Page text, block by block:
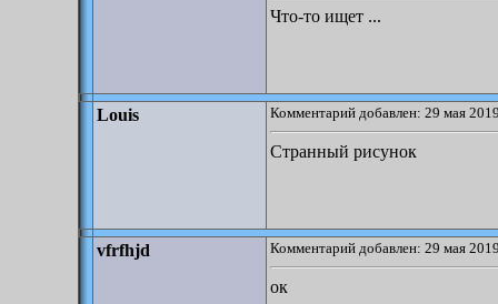
Что-то ищет ...
Louis Комментарий добавлен: 29 мая
Странный рисунок
vfrfhjd Комментарий добавлен: 29 мая
ок